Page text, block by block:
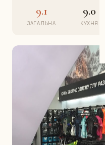
9.1
ЗАГАЛЬНА
9.0
КУХНЯ